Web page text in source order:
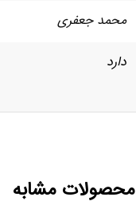
محمد جعفری
دارد
محصولات مشابه